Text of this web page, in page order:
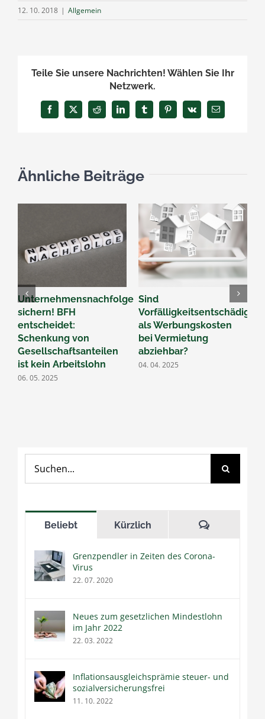
12. 10. 2018 | Allgemein
Teile Sie unsere Nachrichten! Wählen Sie Ihr
Netzwerk.
Facebook
X Reddit LinkedInTumblrPinterest
Vk
E-
Mail
Ähnliche Beiträge
Unternehmensnachfolge
sichern! BFH
entscheidet:
Schenkung von
Gesellschaftsanteilen
ist kein Arbeitslohn
06. 05. 2025
Sind
als Werbungskosten
bei Vermietung
abziehbar?
04. 04. 2025
nach:
Beliebt Kürzlich
Grenzpendler in Zeiten des Corona-
Virus
22. 07. 2020
Neues zum gesetzlichen Mindestlohn
im Jahr 2022
22. 03. 2022
Inflationsausgleichsprämie steuer- und
sozialversicherungsfrei
11. 10. 2022